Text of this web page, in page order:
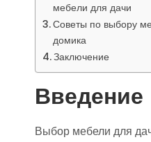
мебели для дачи
Советы по выбору
домика
Заключение
Введение
Выбор мебели для